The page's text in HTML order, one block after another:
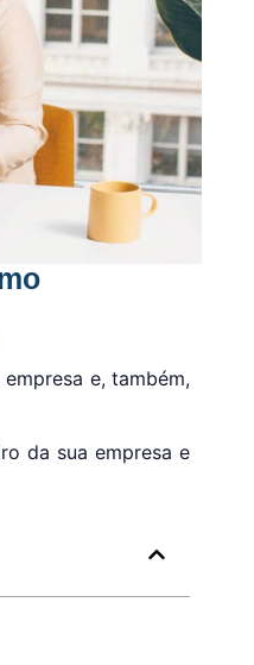
e, também,
da sua empresa e